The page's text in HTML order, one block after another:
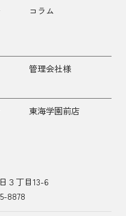
コラム
管理会社様
東海学園前店
３丁目13-6
8878